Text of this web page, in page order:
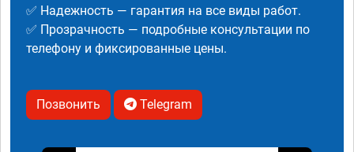
✅ Надежность — гарантия на все виды работ.
✅ Прозрачность — подробные консультации по
телефону и фиксированные цены.
Позвонить Telegram